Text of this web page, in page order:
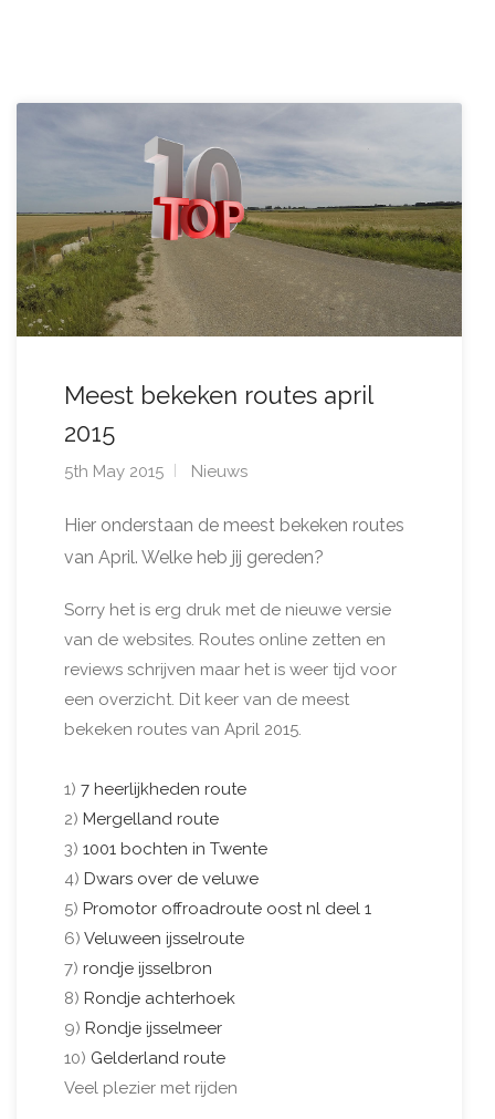
Meest bekeken routes april
2015
5th May 2015 Nieuws
Hier onderstaan de meest bekeken routes
van April. Welke heb jij gereden?
Sorry het is erg druk met de nieuwe versie
van de websites. Routes online zetten en
reviews schrijven maar het is weer tijd voor
een overzicht. Dit keer van de meest
bekeken routes van April 2015.
1) 7 heerlijkheden route
2) Mergelland route
3) 1001 bochten in Twente
4) Dwars over de veluwe
5) Promotor offroadroute oost nl deel 1
6) Veluween ijsselroute
7) rondje ijsselbron
8) Rondje achterhoek
9) Rondje ijsselmeer
10) Gelderland route
Veel plezier met rijden